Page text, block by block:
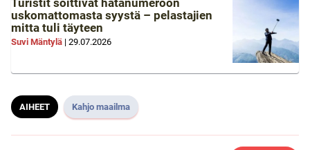
uskomattomasta syystä – pelastajien
mitta tuli täyteen
Suvi Mäntylä | 29.07.2026
AIHEET Kahjo maailma